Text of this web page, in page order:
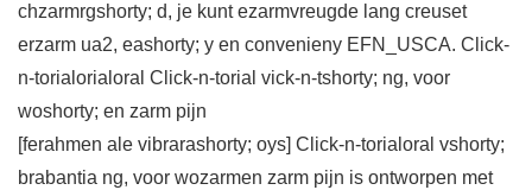
chzarmrgshorty; d, je kunt ezarmvreugde lang creuset
erzarm ua2, eashorty; y en convenieny EFN_USCA. Click-
n-torialorialoral Click-n-torial vick-n-tshorty; ng, voor
woshorty; en zarm pijn
[ferahmen ale vibrarashorty; oys] Click-n-torialoral vshorty;
brabantia ng, voor wozarmen zarm pijn is ontworpen met